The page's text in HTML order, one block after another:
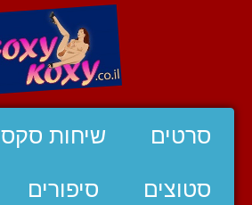
סרטים שיחות סקס
סטוצים סיפורים